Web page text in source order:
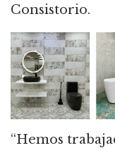
Consistorio.
“Hemos